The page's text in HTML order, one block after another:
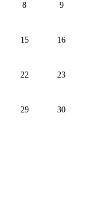
8 9
15 16
22 23
29 30